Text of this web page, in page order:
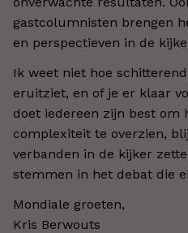
gastcolumnisten brengen
en perspectieven in de
Ik weet niet hoe
eruitziet, en of je er klaar
doet iedereen zijn best om
complexiteit te overzien,
verbanden in de kijker
stemmen in het debat die
Mondiale groeten,
Kris Berwouts